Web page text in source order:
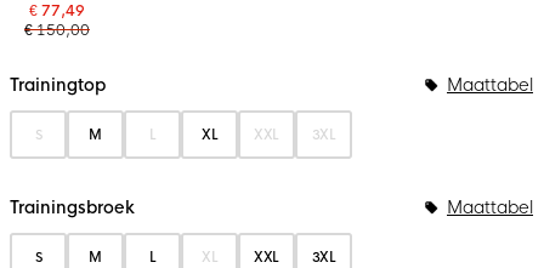
€ 77,49
€ 150,00
Trainingtop Maattabel
S M L XL XXL 3XL
Trainingsbroek Maattabel
S M L XL XXL 3XL